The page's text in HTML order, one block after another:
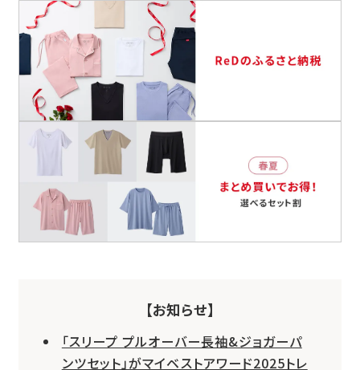
【お知らせ】
「スリープ プルオーバー長袖&ジョガーパ
ンツセット」がマイベストアワード2025トレ